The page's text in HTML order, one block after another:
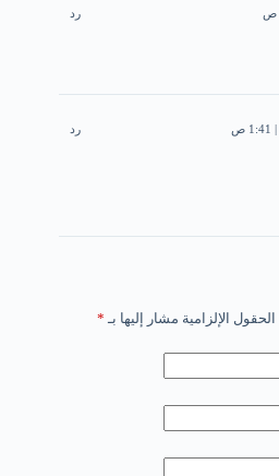
رد
رد
الحقول الإلزامية مشار إليها بـ *